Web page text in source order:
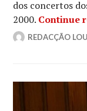
dos concertos
2000. Continue
REDACÇÃO